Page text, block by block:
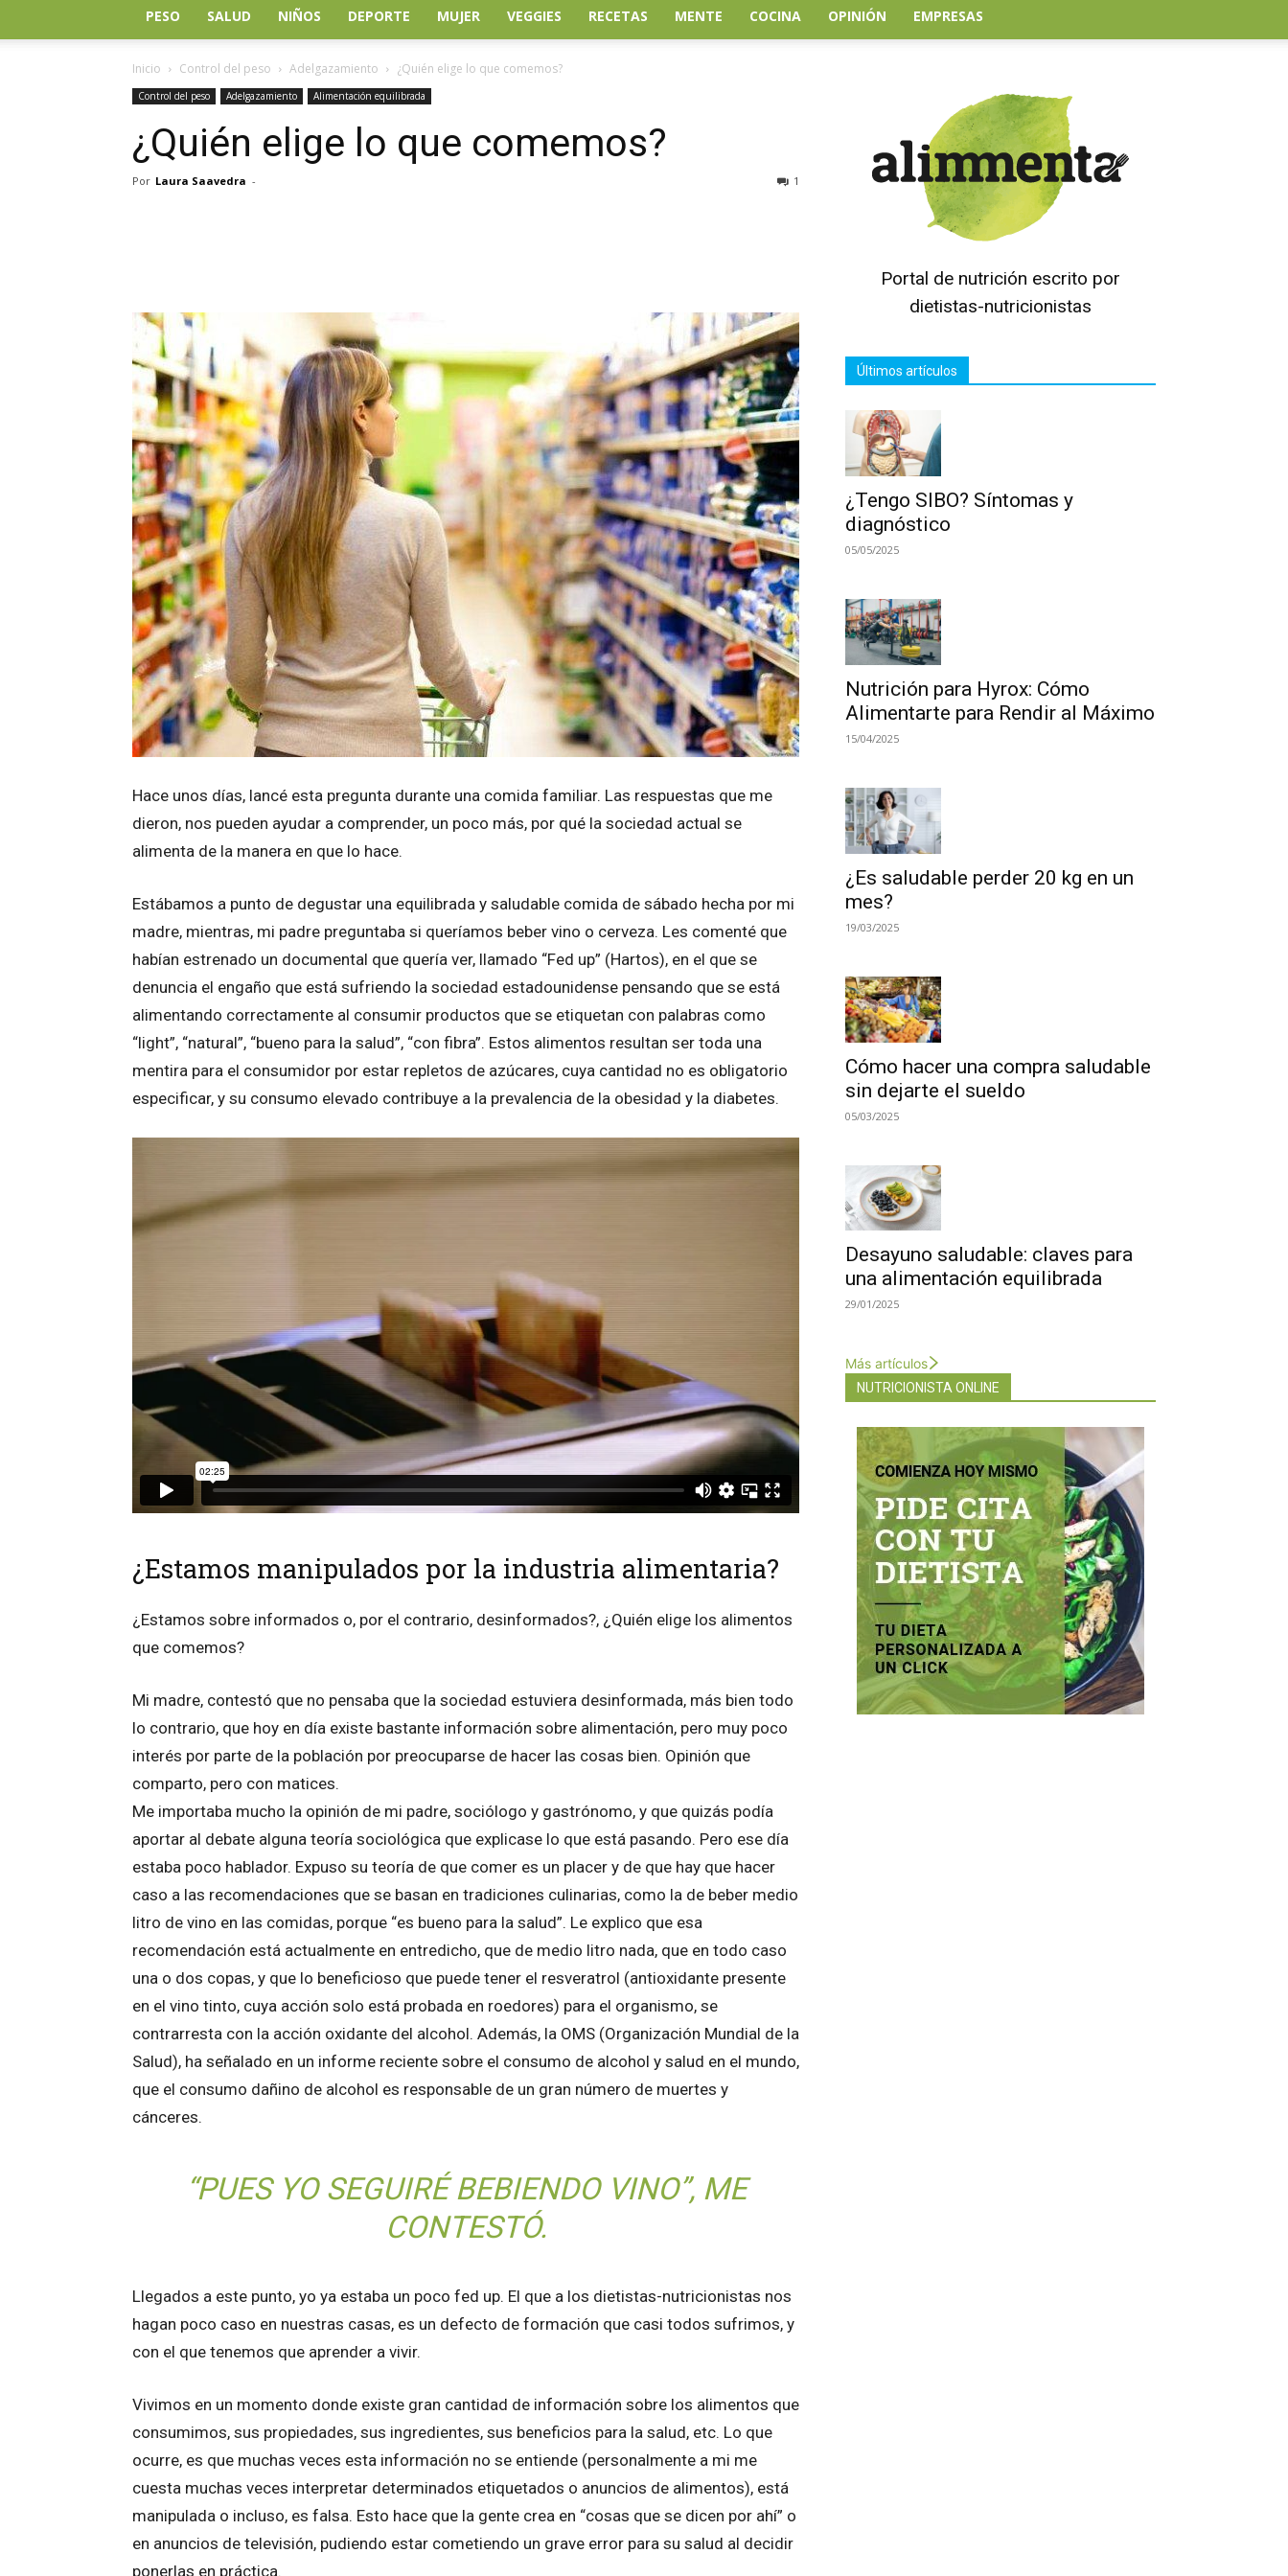
PESO SALUD NIÑOS DEPORTE MUJER VEGGIES RECETAS MENTE COCINA OPINIÓN EMPRESAS
Inicio Control del peso Adelgazamiento ¿Quién elige lo que comemos?
Control del peso Adelgazamiento Alimentación equilibrada
¿Quién elige lo que comemos?
Por Laura Saavedra - 1
Hace unos días, lancé esta pregunta durante una comida familiar. Las respuestas que me
dieron, nos pueden ayudar a comprender, un poco más, por qué la sociedad actual se
alimenta de la manera en que lo hace.
Estábamos a punto de degustar una equilibrada y saludable comida de sábado hecha por mi
madre, mientras, mi padre preguntaba si queríamos beber vino o cerveza. Les comenté que
habían estrenado un documental que quería ver, llamado “Fed up” (Hartos), en el que se
denuncia el engaño que está sufriendo la sociedad estadounidense pensando que se está
alimentando correctamente al consumir productos que se etiquetan con palabras como
“light”, “natural”, “bueno para la salud”, “con fibra”. Estos alimentos resultan ser toda una
mentira para el consumidor por estar repletos de azúcares, cuya cantidad no es obligatorio
especificar, y su consumo elevado contribuye a la prevalencia de la obesidad y la diabetes.
¿Estamos manipulados por la industria alimentaria?
¿Estamos sobre informados o, por el contrario, desinformados?, ¿Quién elige los alimentos
que comemos?
Mi madre, contestó que no pensaba que la sociedad estuviera desinformada, más bien todo
lo contrario, que hoy en día existe bastante información sobre alimentación, pero muy poco
interés por parte de la población por preocuparse de hacer las cosas bien. Opinión que
comparto, pero con matices.
Me importaba mucho la opinión de mi padre, sociólogo y gastrónomo, y que quizás podía
aportar al debate alguna teoría sociológica que explicase lo que está pasando. Pero ese día
estaba poco hablador. Expuso su teoría de que comer es un placer y de que hay que hacer
caso a las recomendaciones que se basan en tradiciones culinarias, como la de beber medio
litro de vino en las comidas, porque “es bueno para la salud”. Le explico que esa
recomendación está actualmente en entredicho, que de medio litro nada, que en todo caso
una o dos copas, y que lo beneficioso que puede tener el resveratrol (antioxidante presente
en el vino tinto, cuya acción solo está probada en roedores) para el organismo, se
contrarresta con la acción oxidante del alcohol. Además, la OMS (Organización Mundial de la
Salud), ha señalado en un informe reciente sobre el consumo de alcohol y salud en el mundo,
que el consumo dañino de alcohol es responsable de un gran número de muertes y
cánceres.
“PUES YO SEGUIRÉ BEBIENDO VINO”, ME
CONTESTÓ.
Llegados a este punto, yo ya estaba un poco fed up. El que a los dietistas-nutricionistas nos
hagan poco caso en nuestras casas, es un defecto de formación que casi todos sufrimos, y
con el que tenemos que aprender a vivir.
Vivimos en un momento donde existe gran cantidad de información sobre los alimentos que
consumimos, sus propiedades, sus ingredientes, sus beneficios para la salud, etc. Lo que
ocurre, es que muchas veces esta información no se entiende (personalmente a mi me
cuesta muchas veces interpretar determinados etiquetados o anuncios de alimentos), está
manipulada o incluso, es falsa. Esto hace que la gente crea en “cosas que se dicen por ahí” o
en anuncios de televisión, pudiendo estar cometiendo un grave error para su salud al decidir
ponerlas en práctica.
Portal de nutrición escrito por
dietistas-nutricionistas
Últimos artículos
¿Tengo SIBO? Síntomas y
diagnóstico
05/05/2025
Nutrición para Hyrox: Cómo
Alimentarte para Rendir al Máximo
15/04/2025
¿Es saludable perder 20 kg en un
mes?
19/03/2025
Cómo hacer una compra saludable
sin dejarte el sueldo
05/03/2025
Desayuno saludable: claves para
una alimentación equilibrada
29/01/2025
Más artículos
NUTRICIONISTA ONLINE